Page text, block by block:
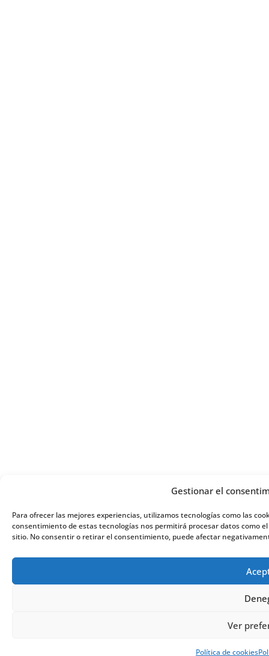
Gestionar el
Para ofrecer las mejores experiencias, utilizamos tecnologías como las
consentimiento de estas tecnologías nos permitirá procesar datos como
sitio. No consentir o retirar el consentimiento, puede afectar
Ver
Política de cookies